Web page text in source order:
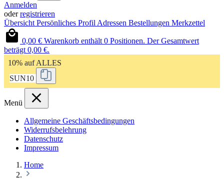
Anmelden
oderregistrieren
Übersicht Persönliches Profil Adressen Bestellungen Merkzettel
0,00 € Warenkorb enthält 0 Positionen. Der Gesamtwert
beträgt 0,00 €.
10% auf ALLES
SUN10
Menü
Allgemeine Geschäftsbedingungen
Widerrufsbelehrung
Datenschutz
Impressum
Home